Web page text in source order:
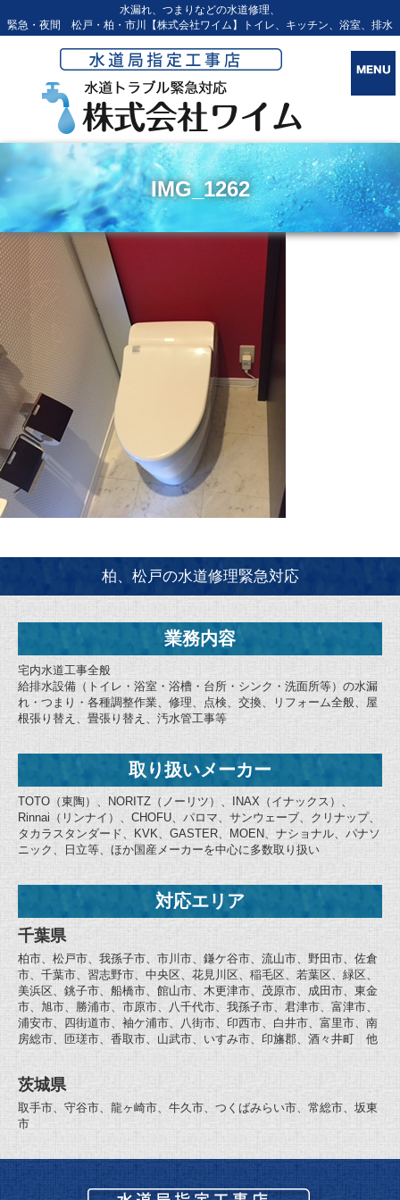
水漏れ、つまりなどの水道修理、
緊急・夜間 松戸・柏・市川【株式会社ワイム】トイレ、キッチン、浴室、排水
IMG_1262
柏、松戸の水道修理緊急対応
業務内容
宅内水道工事全般
給排水設備（トイレ・浴室・浴槽・台所・シンク・洗面所等）の水漏
れ・つまり・各種調整作業、修理、点検、交換、リフォーム全般、屋
根張り替え、畳張り替え、汚水管工事等
取り扱いメーカー
TOTO（東陶）、NORITZ（ノーリツ）、INAX（イナックス）、
Rinnai（リンナイ）、CHOFU、パロマ、サンウェーブ、クリナップ、
タカラスタンダード、KVK、GASTER、MOEN、ナショナル、パナソ
ニック、日立等、ほか国産メーカーを中心に多数取り扱い
対応エリア
千葉県
柏市、松戸市、我孫子市、市川市、鎌ケ谷市、流山市、野田市、佐倉
市、千葉市、習志野市、中央区、花見川区、稲毛区、若葉区、緑区、
美浜区、銚子市、船橋市、館山市、木更津市、茂原市、成田市、東金
市、旭市、勝浦市、市原市、八千代市、我孫子市、君津市、富津市、
浦安市、四街道市、袖ケ浦市、八街市、印西市、白井市、富里市、南
房総市、匝瑳市、香取市、山武市、いすみ市、印旛郡、酒々井町 他
茨城県
取手市、守谷市、龍ヶ崎市、牛久市、つくばみらい市、常総市、坂東
市